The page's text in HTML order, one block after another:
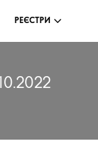
РЕЄСТРИ